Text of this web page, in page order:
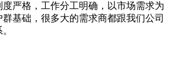
严格，工作分工明确，以市场需求为
基础，很多大的需求商都跟我们公司